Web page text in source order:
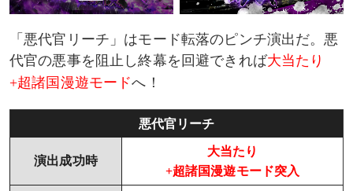
「悪代官リーチ」はモード転落のピンチ演出だ。悪
代官の悪事を阻止し終幕を回避できれば大当たり
+超諸国漫遊モードへ！
悪代官リーチ
演出成功時
大当たり
+超諸国漫遊モード突入